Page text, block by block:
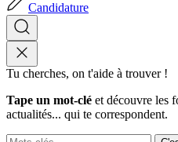
Candidature
Tu cherches, on t'aide à trouver !
Tape un mot-clé et découvre les
actualités... qui te correspondent.